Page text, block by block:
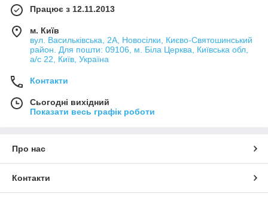
Працює з 12.11.2013
м. Київ
вул. Васильківська, 2А, Новосілки, Києво-Святошинський
район. Для пошти: 09106, м. Біла Церква, Київська обл,
а/с 22, Київ, Україна
Контакти
Сьогодні вихідний
Показати весь графік роботи
Про нас
Контакти